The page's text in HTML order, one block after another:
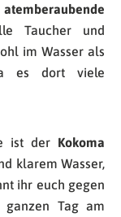
atemberaubende
Taucher und
im Wasser als
es dort viele
ist der Kokoma
klarem Wasser,
ihr euch gegen
Tag am